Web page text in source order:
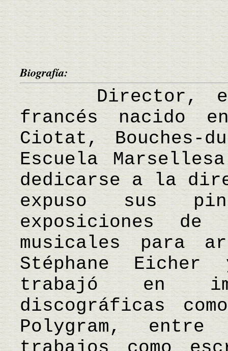
Biografía:
Director,
francés nacido
Ciotat, Bouches-
Escuela
dedicarse a la
expuso sus
exposiciones
musicales para
Stéphane
trabajó en
discográficas
Polygram,